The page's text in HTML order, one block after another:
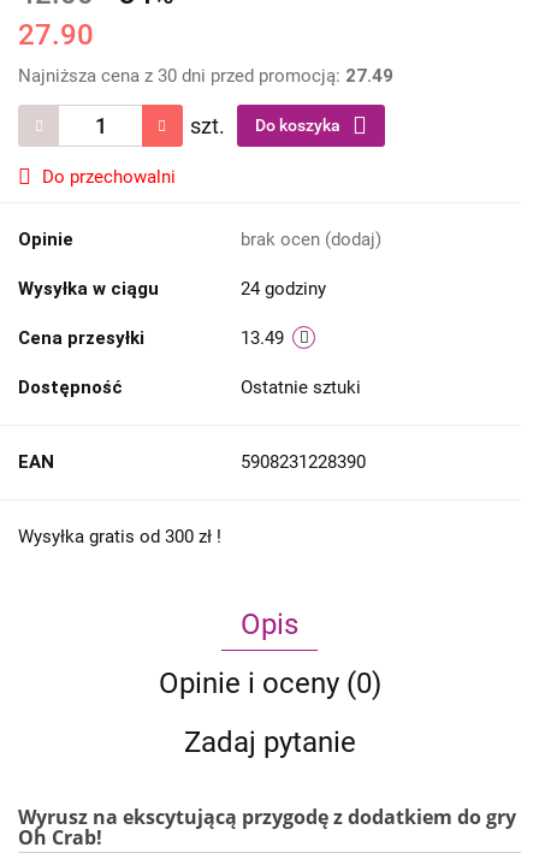
27.90
Najniższa cena z 30 dni przed promocją: 27.49
szt. Do koszyka
Do przechowalni
Opinie brak ocen (dodaj)
Wysyłka w ciągu 24 godziny
Cena przesyłki 13.49
Dostępność Ostatnie sztuki
EAN 5908231228390
Wysyłka gratis od 300 zł !
Opis
Opinie i oceny (0)
Zadaj pytanie
Wyrusz na ekscytującą przygodę z dodatkiem do gry
Oh Crab!